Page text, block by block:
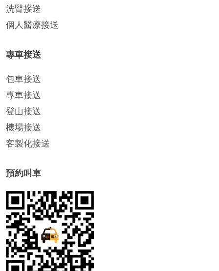
洗腎接送
個人醫療接送
專車接送
包車接送
專車接送
登山接送
機場接送
客製化接送
預約叫車